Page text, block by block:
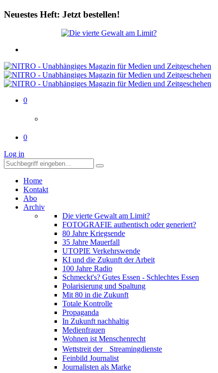
Neuestes Heft: Jetzt bestellen!
0
0
Log in
Home
Kontakt
Abo
Archiv
Die vierte Gewalt am Limit?
FOTOGRAFIE authentisch oder generiert?
80 Jahre Kriegsende
35 Jahre Mauerfall
UTOPIE Verkehrswende
KI und die Zukunft der Arbeit
100 Jahre Radio
Schmeckt's? Gutes Essen - Schlechtes Essen
Polarisierung und Spaltung
Mit 80 in die Zukunft
Totale Kontrolle
Propaganda
In Zukunft nachhaltig
Medienfrauen
Wohnen ist Menschenrecht
Wettstreit der Streamingdienste
Feinbild Journalist
Journalisten als Marke